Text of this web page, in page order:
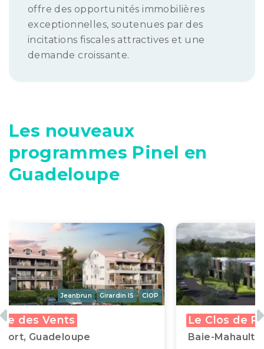
offre des opportunités immobilières
exceptionnelles, soutenues par des
incitations fiscales attractives et une
demande croissante.
Les nouveaux
programmes Pinel en
Guadeloupe
Jeanbrun Girardin IS CIOP
Plaisance
Guadeloupe
Résidence Bel
Baie-Mahault,